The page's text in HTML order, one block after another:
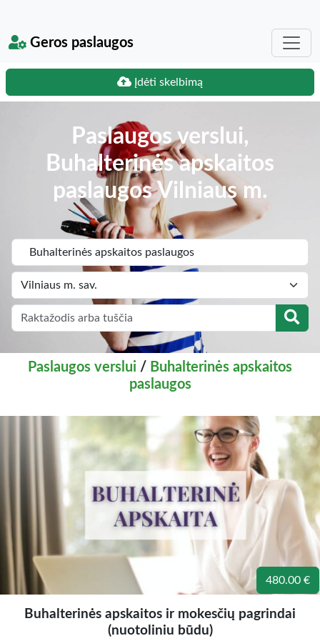
Geros paslaugos
Įdėti skelbimą
Paslaugos verslui,
Buhalterinės apskaitos
paslaugos Vilniaus m.
Paslaugos verslui / Buhalterinės apskaitos
paslaugos
480.00 €
Buhalterinės apskaitos ir mokesčių pagrindai
(nuotoliniu būdu)